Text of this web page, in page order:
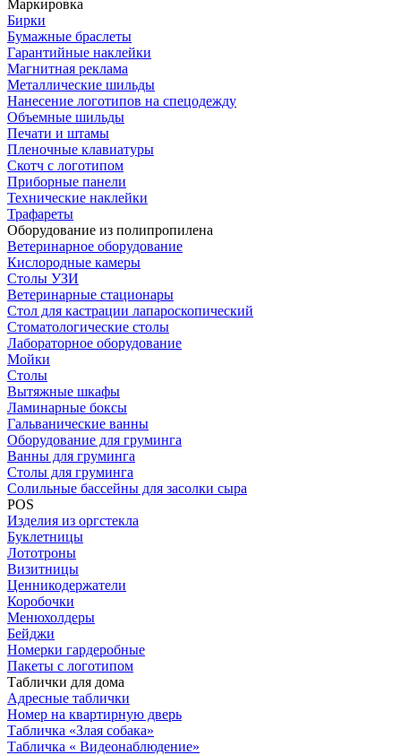
Маркировка
Бирки
Бумажные браслеты
Гарантийные наклейки
Магнитная реклама
Металлические шильды
Нанесение логотипов на спецодежду
Объемные шильды
Печати и штамы
Пленочные клавиатуры
Скотч с логотипом
Приборные панели
Технические наклейки
Трафареты
Оборудование из полипропилена
Ветеринарное оборудование
Кислородные камеры
Столы УЗИ
Ветеринарные стационары
Стол для кастрации лапароскопический
Стоматологические столы
Лабораторное оборудование
Мойки
Столы
Вытяжные шкафы
Ламинарные боксы
Гальванические ванны
Оборудование для груминга
Ванны для груминга
Столы для груминга
Солильные бассейны для засолки сыра
POS
Изделия из оргстекла
Буклетницы
Лототроны
Визитницы
Ценникодержатели
Коробочки
Менюхолдеры
Бейджи
Номерки гардеробные
Пакеты с логотипом
Таблички для дома
Адресные таблички
Номер на квартирную дверь
Табличка «Злая собака»
Табличка « Видеонаблюдение»